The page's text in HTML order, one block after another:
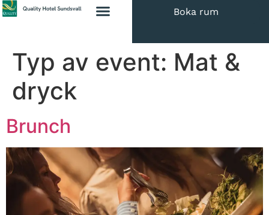
Boka rum
Typ av event: Mat &
dryck
Brunch